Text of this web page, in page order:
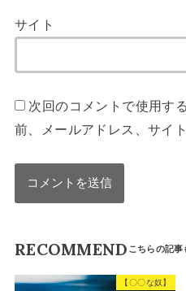
サイト
次回のコメントで使用す
前、メールアドレス、サイ
RECOMMEND
【〇〇な奴】